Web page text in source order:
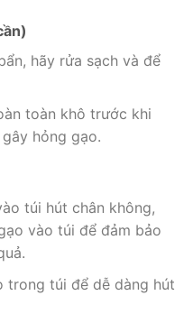
hãy rửa sạch và để
toàn khô trước khi
hỏng gạo.
túi hút chân không,
vào túi để đảm bảo
trong túi để dễ dàng hút